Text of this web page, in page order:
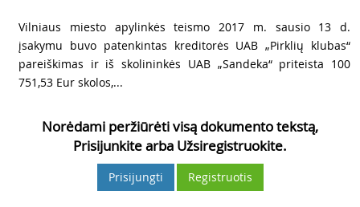
Vilniaus miesto apylinkės teismo 2017 m. sausio 13 d.
įsakymu buvo patenkintas kreditorės UAB „Pirklių klubas“
pareiškimas ir iš skolininkės UAB „Sandeka“ priteista 100
751,53 Eur skolos,...
Norėdami peržiūrėti visą dokumento tekstą,
Prisijunkite arba Užsiregistruokite.
Prisijungti Registruotis